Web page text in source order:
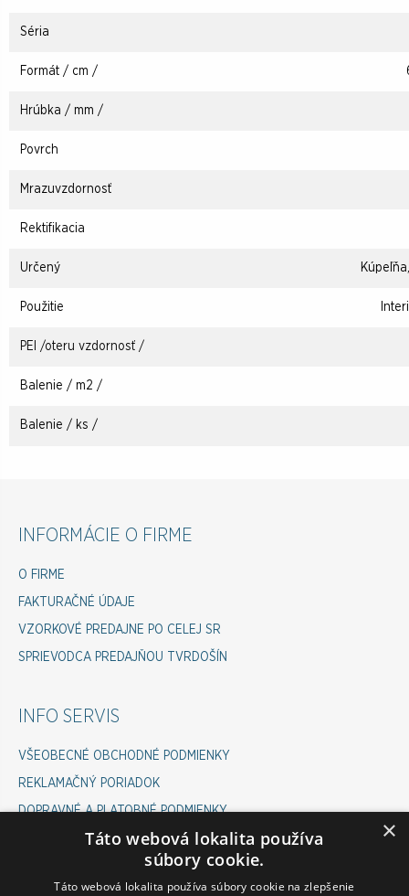
Séria
Formát / cm /
Hrúbka / mm /
Povrch
Mrazuvzdornosť
Rektifikacia
Určený
Použitie
PEI /oteru vzdornosť /
Balenie / m2 /
Balenie / ks /
INFORMÁCIE O FIRME
O FIRME
FAKTURAČNÉ ÚDAJE
VZORKOVÉ PREDAJNE PO CELEJ SR
SPRIEVODCA PREDAJŇOU TVRDOŠÍN
INFO SERVIS
VŠEOBECNÉ OBCHODNÉ PODMIENKY
REKLAMAČNÝ PORIADOK
DOPRAVNÉ A PLATOBNÉ PODMIENKY
COOKIES POLICY
ODSTÚPENIE OD ZMLUVY
×
Táto webová lokalita používa
súbory cookie.
Táto webová lokalita používa súbory cookie na zlepšenie